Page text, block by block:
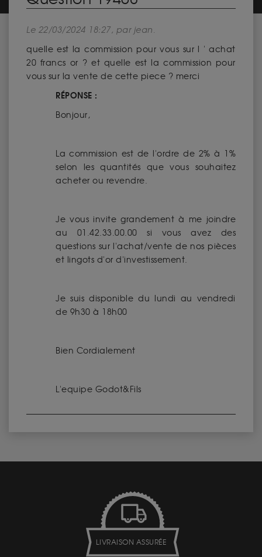
Le 22/03/2024 18:27, par jean.
quelle est la commission pour vous sur l ' achat
20 francs or ? et quelle est la commission pour
vous sur la vente de cette piece ? merci
RÉPONSE :
Bonjour,
La commission est de l'ordre de 2% à 1%
selon les quantités que vous souhaitez
acheter ou revendre.
Je vous invite grandement à me joindre
au 01.42.33.00.00 si vous avez des
questions sur l'achat/vente de nos pièces
et lingots d'or d'investissement.
Je suis disponible du lundi au vendredi
de 9h30 à 18h00
Bien Cordialement
L'equipe Godot&Fils
LIVRAISON ASSURÉE